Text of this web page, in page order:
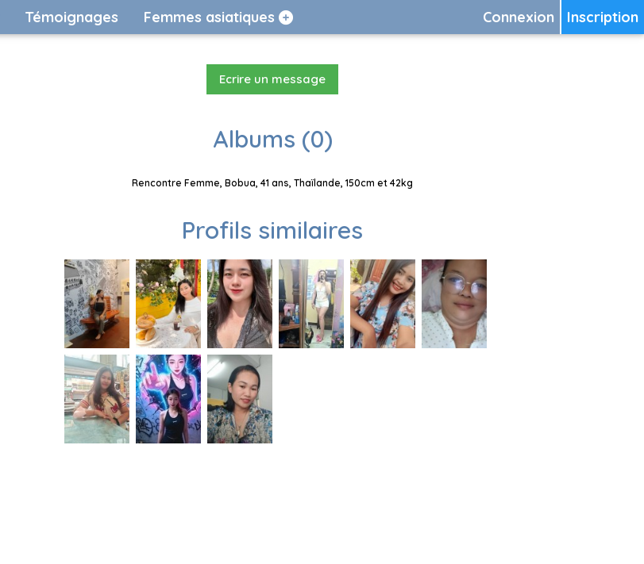
Inscription
Connexion
Témoignages Femmes asiatiques
Ecrire un message
Albums (0)
Rencontre Femme, Bobua, 41 ans, Thaïlande, 150cm et 42kg
Profils similaires